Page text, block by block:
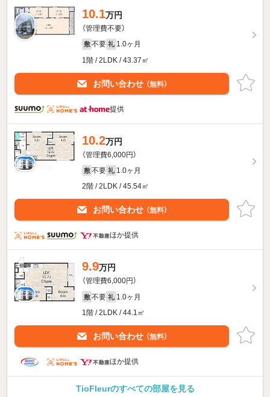
10.1万円
（管理費不要）
敷 不要 礼 1.0ヶ月
1階 / 2LDK / 43.37㎡
お問い合わせ （無料）
提供
10.2万円
（管理費6,000円）
敷 不要 礼 1.0ヶ月
2階 / 2LDK / 45.54㎡
お問い合わせ （無料）
ほか提供
9.9万円
（管理費6,000円）
敷 不要 礼 1.0ヶ月
1階 / 2LDK / 44.1㎡
お問い合わせ （無料）
ほか提供
TioFleurのすべての部屋を見る